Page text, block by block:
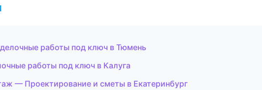
работы под ключ в Тюмень
работы под ключ в Калуга
— Проектирование и сметы в Екатеринбург